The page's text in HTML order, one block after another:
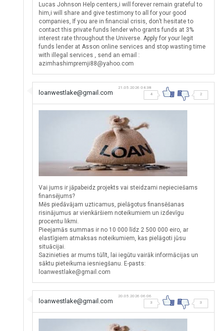
Lucas Johnson Help centers,i will forever remain grateful to
him,i will share and give testimony to all for your good
companies, If you are in financial crisis, don’t hesitate to
contact this private funds lender who grants funds at 3%
interest rate throughout the Universe. Apply for your legit
funds lender at Asson online services and stop wasting time
with illegal services , send an email :
azimhashimpremji88@yahoo.com
loanwestlake@gmail.com
21.05.2026 04:38
4
2
Vai jums ir jāpabeidz projekts vai steidzami nepieciešams
finansējums?
Mēs piedāvājam uzticamus, pielāgotus finansēšanas
risinājumus ar vienkāršiem noteikumiem un izdevīgu
procentu likmi.
Pieejamās summas ir no 10 000 līdz 2 500 000 eiro, ar
elastīgiem atmaksas noteikumiem, kas pielāgoti jūsu
situācijai.
Sazinieties ar mums tūlīt, lai iegūtu vairāk informācijas un
sāktu pieteikuma iesniegšanu. E-pasts:
loanwestlake@gmail.com
loanwestlake@gmail.com
20.05.2026 06:06
3
3